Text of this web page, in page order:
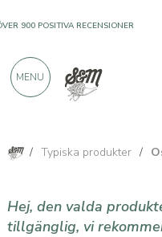
/ Typiska produkter /
Hej, den valda
tillgänglig, vi
900 POSITIVA RECENSIONER
MENU